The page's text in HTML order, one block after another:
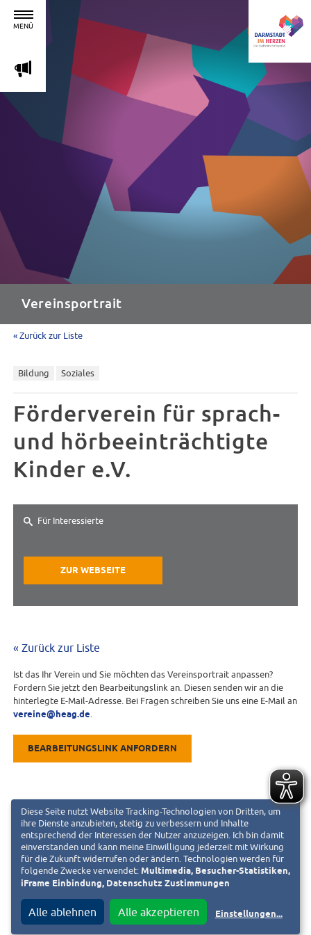
MENÜ
m
Vereinsportrait
« Zurück zur Liste
Bildung Soziales
Förderverein für sprach-
und hörbeeinträchtigte
Kinder e.V.
Für Interessierte
ZUR WEBSEITE
« Zurück zur Liste
Ist das Ihr Verein und Sie möchten das Vereinsportrait anpassen?
Fordern Sie jetzt den Bearbeitungslink an. Diesen senden wir an die
hinterlegte E-Mail-Adresse. Bei Fragen schreiben Sie uns eine E-Mail an
vereine@heag.de
BEARBEITUNGSLINK ANFORDERN
Diese Seite nutzt Website Tracking-Technologien von Dritten, um
ihre Dienste anzubieten, stetig zu verbessern und Inhalte
entsprechend der Interessen der Nutzer anzuzeigen. Ich bin damit
einverstanden und kann meine Einwilligung jederzeit mit Wirkung
für die Zukunft widerrufen oder ändern. Technologien werden für
folgende Zwecke verwendet: Multimedia, Besucher-Statistiken,
iFrame Einbindung, Datenschutz Zustimmungen
Alle ablehnen Alle akzeptieren Einstellungen...